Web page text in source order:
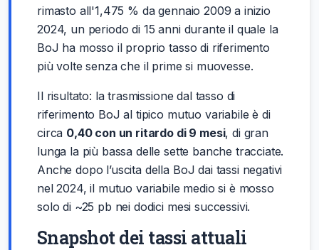
rimasto all'1,475 % da gennaio 2009 a inizio
2024, un periodo di 15 anni durante il quale la
BoJ ha mosso il proprio tasso di riferimento
più volte senza che il prime si muovesse.
Il risultato: la trasmissione dal tasso di
riferimento BoJ al tipico mutuo variabile è di
circa 0,40 con un ritardo di 9 mesi, di gran
lunga la più bassa delle sette banche tracciate.
Anche dopo l’uscita della BoJ dai tassi negativi
nel 2024, il mutuo variabile medio si è mosso
solo di ~25 pb nei dodici mesi successivi.
Snapshot dei tassi attuali